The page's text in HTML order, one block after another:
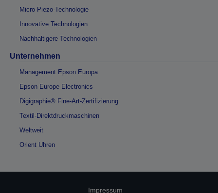
Micro Piezo-Technologie
Innovative Technologien
Nachhaltigere Technologien
Unternehmen
Management Epson Europa
Epson Europe Electronics
Digigraphie® Fine-Art-Zertifizierung
Textil-Direktdruckmaschinen
Weltweit
Orient Uhren
Impressum